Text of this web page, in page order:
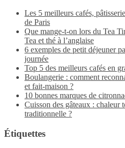
Les 5 meilleurs cafés,
de Paris
Que mange-t-on lors du Tea
Tea et thé à l’anglaise
6 exemples de petit déjeuner
journée
Top 5 des meilleurs cafés en
Boulangerie : comment
et fait-maison ?
10 bonnes marques de
Cuisson des gâteaux : chaleur
traditionnelle ?
Étiquettes